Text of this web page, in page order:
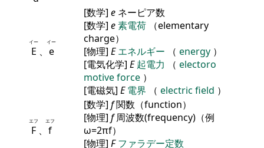
E
イー
、 e
イー
[数学] e ネーピア数
[数学] e素電荷
（elementary
charge）
[物理] E エネルギー （ energy ）
[電気化学] E 起電力 （ electoro
motive force ）
[電磁気] E 電界 （ electric field ）
F
エフ
、 f
エフ
[数学] f関数（function）
[物理] f周波数(frequency)（例
ω=2πf）
[物理] F ファラデー定数